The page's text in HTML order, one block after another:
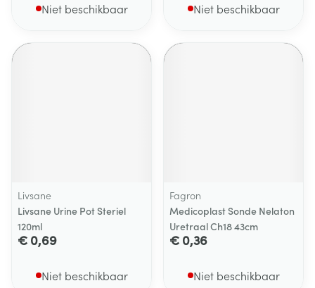
Niet beschikbaar Niet beschikbaar
Livsane
Livsane Urine Pot Steriel
120ml
€ 0,69
Niet beschikbaar
Fagron
Medicoplast Sonde Nelaton
Uretraal Ch18 43cm
€ 0,36
Niet beschikbaar